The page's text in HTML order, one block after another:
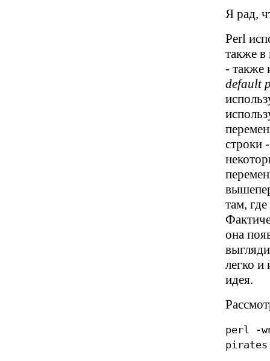
Я рад,
Perl
также в
- также
default
строки
там,
она
легко и
идея.
perl -
pirates